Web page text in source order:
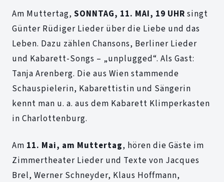
Am Muttertag, SONNTAG, 11. MAI, 19 UHR singt
Günter Rüdiger Lieder über die Liebe und das
Leben. Dazu zählen Chansons, Berliner Lieder
und Kabarett-Songs – „unplugged“. Als Gast:
Tanja Arenberg. Die aus Wien stammende
Schauspielerin, Kabarettistin und Sängerin
kennt man u. a. aus dem Kabarett Klimperkasten
in Charlottenburg.
Am 11. Mai, am Muttertag, hören die Gäste im
Zimmertheater Lieder und Texte von Jacques
Brel, Werner Schneyder, Klaus Hoffmann,